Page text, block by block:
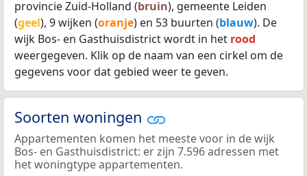
provincie Zuid-Holland (bruin), gemeente Leiden
(geel), 9 wijken (oranje) en 53 buurten (blauw). De
wijk Bos- en Gasthuisdistrict wordt in het rood
weergegeven. Klik op de naam van een cirkel om de
gegevens voor dat gebied weer te geven.
Soorten woningen
Appartementen komen het meeste voor in de wijk
Bos- en Gasthuisdistrict: er zijn 7.596 adressen met
het woningtype appartementen.